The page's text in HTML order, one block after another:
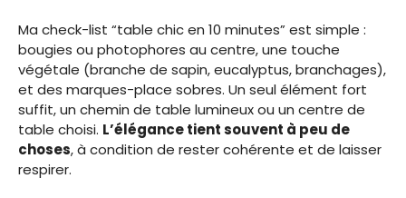
Ma check-list “table chic en 10 minutes” est simple :
bougies ou photophores au centre, une touche
végétale (branche de sapin, eucalyptus, branchages),
et des marques-place sobres. Un seul élément fort
suffit, un chemin de table lumineux ou un centre de
table choisi. L’élégance tient souvent à peu de
choses, à condition de rester cohérente et de laisser
respirer.